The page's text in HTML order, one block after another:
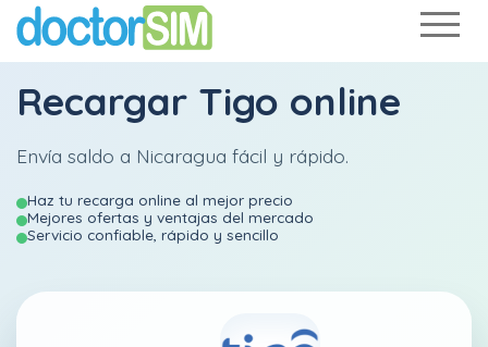
Recargar Tigo online
Envía saldo a Nicaragua fácil y rápido.
Haz tu recarga online al mejor precio
Mejores ofertas y ventajas del mercado
Servicio confiable, rápido y sencillo